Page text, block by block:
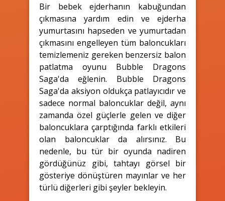
Bir bebek ejderhanın kabuğundan
çıkmasına yardım edin ve ejderha
yumurtasını hapseden ve yumurtadan
çıkmasını engelleyen tüm baloncukları
temizlemeniz gereken benzersiz balon
patlatma oyunu Bubble Dragons
Saga'da eğlenin. Bubble Dragons
Saga'da aksiyon oldukça patlayıcıdır ve
sadece normal baloncuklar değil, aynı
zamanda özel güçlerle gelen ve diğer
baloncuklara çarptığında farklı etkileri
olan baloncuklar da alırsınız. Bu
nedenle, bu tür bir oyunda nadiren
gördüğünüz gibi, tahtayı görsel bir
gösteriye dönüştüren mayınlar ve her
türlü diğerleri gibi şeyler bekleyin.